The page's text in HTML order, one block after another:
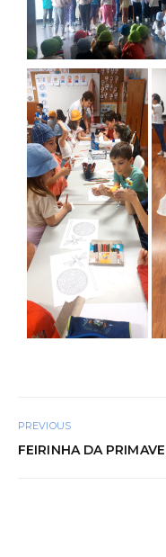
PREVIOUS
FEIRINHA DA